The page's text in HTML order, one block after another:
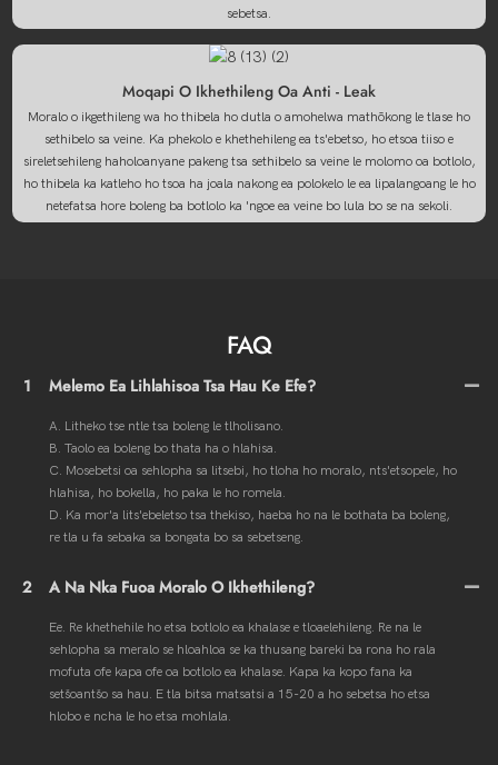
sebetsa.
Moqapi O Ikhethileng Oa Anti - Leak
Moralo o ikgethileng wa ho thibela ho dutla o amohelwa mathōkong le tlase ho
sethibelo sa veine. Ka phekolo e khethehileng ea ts'ebetso, ho etsoa tiiso e
sireletsehileng haholoanyane pakeng tsa sethibelo sa veine le molomo oa botlolo,
ho thibela ka katleho ho tsoa ha joala nakong ea polokelo le ea lipalangoang le ho
netefatsa hore boleng ba botlolo ka 'ngoe ea veine bo lula bo se na sekoli.
FAQ
1 Melemo Ea Lihlahisoa Tsa Hau Ke Efe?
A. Litheko tse ntle tsa boleng le tlholisano.
B. Taolo ea boleng bo thata ha o hlahisa.
C. Mosebetsi oa sehlopha sa litsebi, ho tloha ho moralo, nts'etsopele, ho
hlahisa, ho bokella, ho paka le ho romela.
D. Ka mor'a lits'ebeletso tsa thekiso, haeba ho na le bothata ba boleng,
re tla u fa sebaka sa bongata bo sa sebetseng.
2 A Na Nka Fuoa Moralo O Ikhethileng?
Ee. Re khethehile ho etsa botlolo ea khalase e tloaelehileng. Re na le
sehlopha sa meralo se hloahloa se ka thusang bareki ba rona ho rala
mofuta ofe kapa ofe oa botlolo ea khalase. Kapa ka kopo fana ka
setšoantšo sa hau. E tla bitsa matsatsi a 15-20 a ho sebetsa ho etsa
hlobo e ncha le ho etsa mohlala.